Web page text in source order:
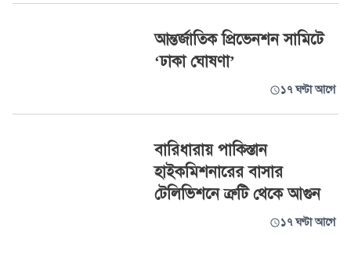
আন্তর্জাতিক প্রিভেনশন সামিটে
‘ঢাকা ঘোষণা’
১৭ ঘণ্টা আগে
বারিধারায় পাকিস্তান
হাইকমিশনারের বাসার
টেলিভিশনে ত্রুটি থেকে আগুন
১৭ ঘণ্টা আগে